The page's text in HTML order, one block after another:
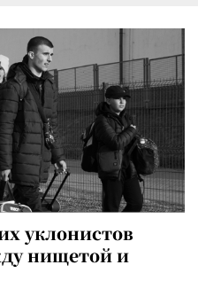
уклонистов
нищетой и